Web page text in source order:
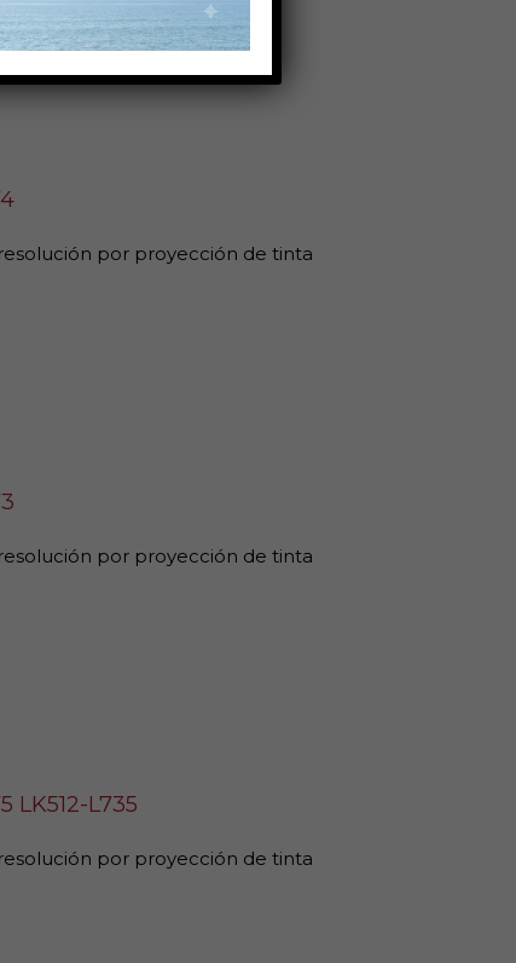
por proyección de tinta
por proyección de tinta
LK512-L735
por proyección de tinta